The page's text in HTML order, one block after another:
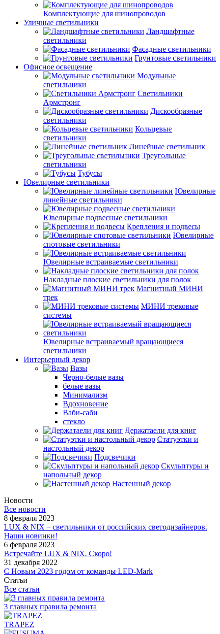
Комплектующие для шинопроводов
Уличные светильники
Ландшафтные
светильники
Фасадные светильники
Грунтовые светильники
Офисное освещение
Модульные
светильники
Светильники
Армстронг
Дискообразные
светильники
Кольцевые
светильники
Линейные светильник
Треугольные
светильники
Тубусы
Ювелирные светильники
Ювелирные
линейные светильники
Ювелирные подвесные светильники
Крепления и подвесы
Ювелирные
спотовые светильники
Ювелирные встраиваемые светильники
Накладные плоские светильники для полок
Магнитный МИНИ
трек
МИНИ трековые
системы
Ювелирные встраиваемый вращающиеся
светильники
Интерьерный декор
Вазы
Черно-белые вазы
белые вазы
Минимализм
Вдохновение
Ваби-саби
стекло
Держатаели для книг
Статуэтки и
настольный декор
Подсвечики
Скульптуры и
напольный декор
Настенный декор
Новости
Все новости
8 февраля 2023
LUX & NIX – светильники от российских светодизайнеров.
Наши новинки!
6 февраля 2023
Встречайте LUX & NIX. Скоро!
31 декабря 2022
С Новым 2023 годом от команды LED-Mark
Статьи
Все статьи
3 главных правила ремонта
TRAPEZ